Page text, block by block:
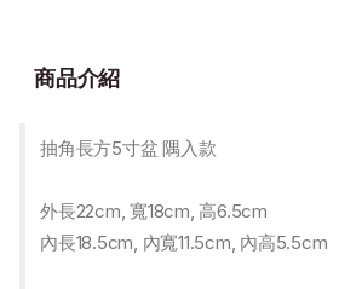
商品介紹
抽角長方5寸盆 隅入款
外長22cm, 寬18cm, 高6.5cm
內長18.5cm, 內寬11.5cm, 內高5.5cm